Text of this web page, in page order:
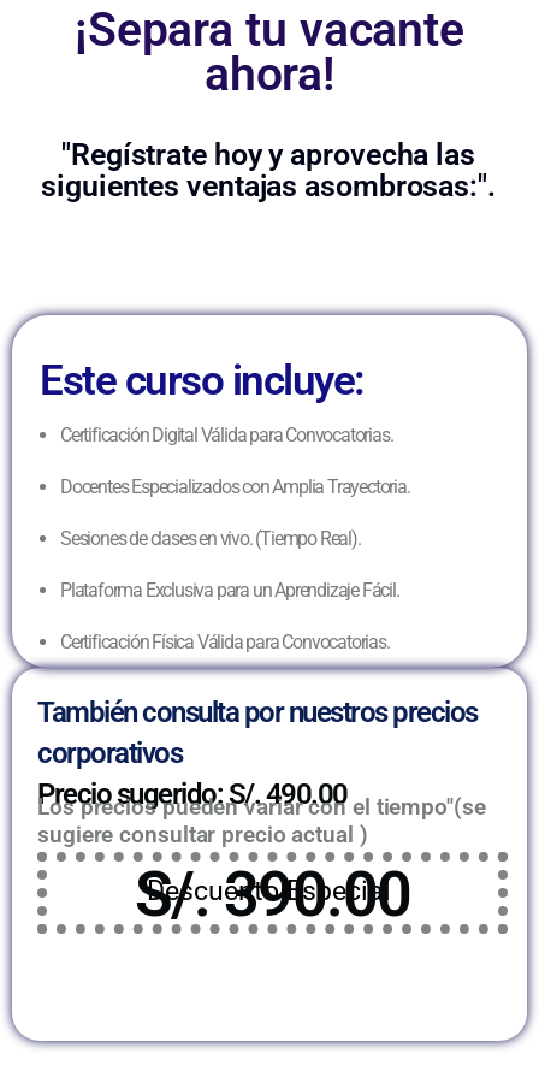
¡Separa tu vacante
ahora!
"Regístrate hoy y aprovecha las
siguientes ventajas asombrosas:".
Este curso incluye:
Certificación Digital Válida para Convocatorias.
Docentes Especializados con Amplia Trayectoria.
Sesiones de clases en vivo. (Tiempo Real).
Plataforma Exclusiva para un Aprendizaje Fácil.
Certificación Física Válida para Convocatorias.
También consulta por nuestros precios
corporativos
Precio sugerido: S/. 490.00
Los precios pueden variar con el tiempo"(se
sugiere consultar precio actual )
Descuento Especial
S/. 390.00